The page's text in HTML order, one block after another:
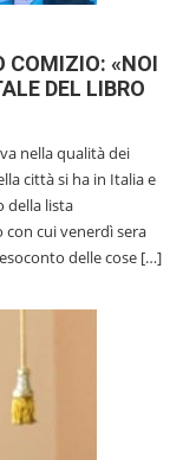
COMIZIO: «NOI
DEL LIBRO
nella qualità dei
città si ha in Italia e
della lista
cui venerdì sera
delle cose […]